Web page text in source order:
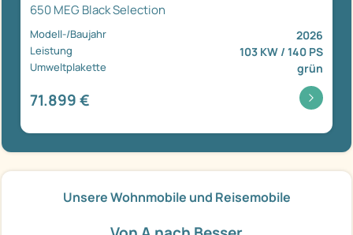
650 MEG Black Selection
Modell-/Baujahr 2026
Leistung 103 KW / 140 PS
Umweltplakette grün
71.899 €
Unsere Wohnmobile und Reisemobile